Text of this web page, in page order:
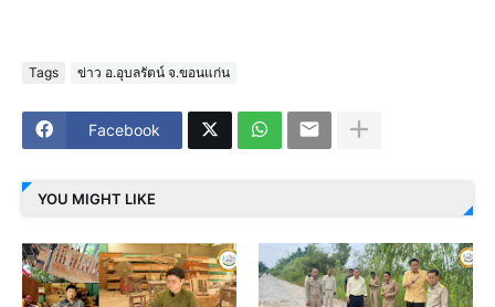
Tags ข่าว อ.อุบลรัตน์ จ.ขอนแก่น
Facebook
YOU MIGHT LIKE